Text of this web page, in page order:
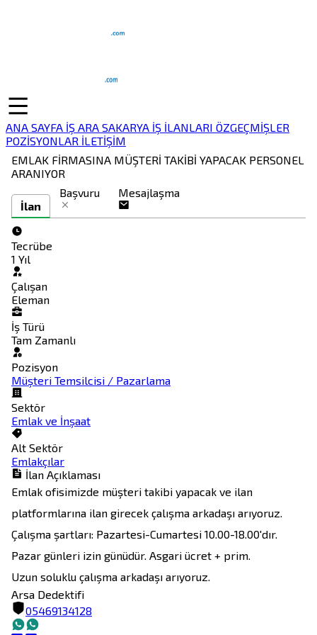
ANA SAYFA İŞ ARA SAKARYA İŞ İLANLARI ÖZGEÇMİŞLER
POZİSYONLAR İLETİŞİM
EMLAK FİRMASINA MÜŞTERİ TAKİBİ YAPACAK PERSONEL
ARANIYOR
İlan
Başvuru Mesajlaşma
Tecrübe
1 Yıl
Çalışan
Eleman
İş Türü
Tam Zamanlı
Pozisyon
Müşteri Temsilcisi / Pazarlama
Sektör
Emlak ve İnşaat
Alt Sektör
Emlakçılar
İlan Açıklaması
Emlak ofisimizde müşteri takibi yapacak ve ilan
platformlarına ilan girecek çalışma arkadaşı arıyoruz.
Çalışma şartları: Pazartesi-Cumartesi 10.00-18.00'dır.
Pazar günleri izin günüdür. Asgari ücret + prim.
Uzun soluklu çalışma arkadaşı arıyoruz.
Arsa Dedektifi
05469134128